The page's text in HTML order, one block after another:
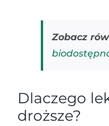
Zobacz
Dlaczego
droższe?